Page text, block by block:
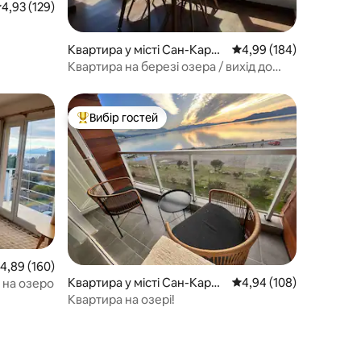
оцінка: 4,93 з 5, відгуки: 129
4,93 (129)
Квартира у місті Сан-Карло
с-де-Барілоче
Середня оцінка: 4,99
4,99 (184)
Квартира на березі озера / вихід до
оцінка: 4,89 з 5, відгуки: 160
4,89 (160)
озеро
Топ вибір гостей
Вибір гостей
Квартира у місті Сан-Карло
с-де-Барілоче
Середня оцінка: 4,94
4,94 (108)
Квартира на озері!